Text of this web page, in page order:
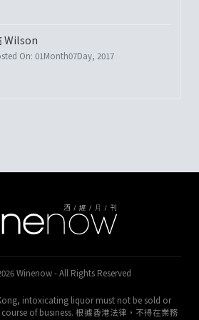
Wilson
On: 01Month07Day, 2017
Winenow - All Rights Reserved
intoxicating liquor must not be sold or
of business. 根據香港法律，不得在業務